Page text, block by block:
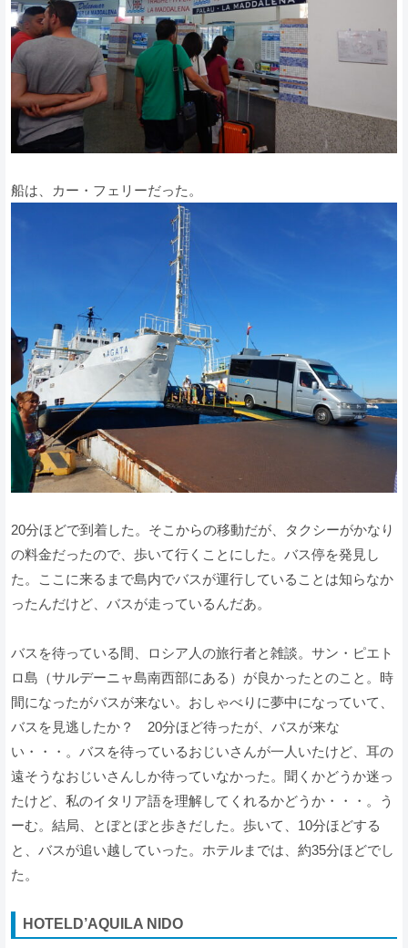
船は、カー・フェリーだった。
20分ほどで到着した。そこからの移動だが、タクシーがかなり
の料金だったので、歩いて行くことにした。バス停を発見し
た。ここに来るまで島内でバスが運行していることは知らなか
ったんだけど、バスが走っているんだあ。
バスを待っている間、ロシア人の旅行者と雑談。サン・ピエト
ロ島（サルデーニャ島南西部にある）が良かったとのこと。時
間になったがバスが来ない。おしゃべりに夢中になっていて、
バスを見逃したか？ 20分ほど待ったが、バスが来な
い・・・。バスを待っているおじいさんが一人いたけど、耳の
遠そうなおじいさんしか待っていなかった。聞くかどうか迷っ
たけど、私のイタリア語を理解してくれるかどうか・・・。う
ーむ。結局、とぼとぼと歩きだした。歩いて、10分ほどする
と、バスが追い越していった。ホテルまでは、約35分ほどでし
た。
HOTELD’AQUILA NIDO